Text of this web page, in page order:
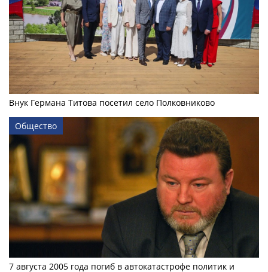
Внук Германа Титова посетил село Полковниково
Общество
7 августа 2005 года погиб в автокатастрофе политик и